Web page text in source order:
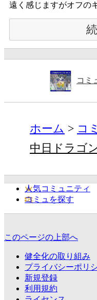
遠く感じますがオフの
コミ
ホーム コ
中日ドラゴ
人気コミュニティ
コミュを探す
このページの上部へ
健全化の取り組み
プライバシーポリ
新規登録
利用規約